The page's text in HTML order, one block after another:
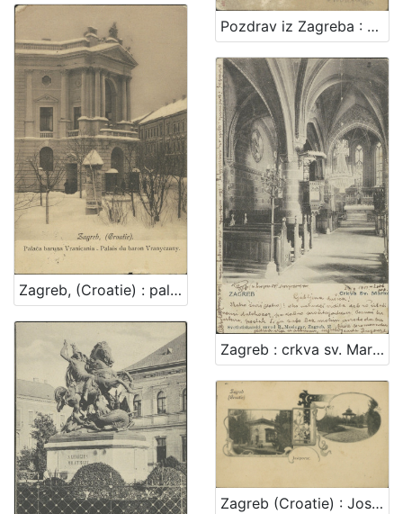
Pozdrav iz Zagreba : Protestantska crkva = Gruss aus Agram : Protestantische Kirche
Zagreb : crkva sv. Marka
Zagreb (Croatie) : Josipovac
Zagreb, (Croatie) : palača baruna Vranicania - palais du baron Vranyczany